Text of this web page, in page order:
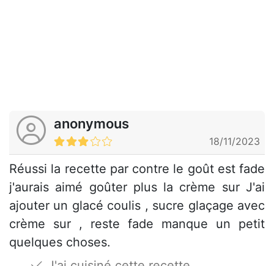
anonymous
18/11/2023
Réussi la recette par contre le goût est fade
j'aurais aimé goûter plus la crème sur J'ai
ajouter un glacé coulis , sucre glaçage avec
crème sur , reste fade manque un petit
quelques choses.